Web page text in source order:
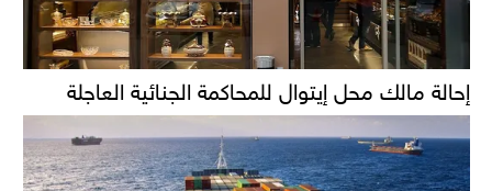
إحالة مالك محل إيتوال للمحاكمة الجنائية العاجلة